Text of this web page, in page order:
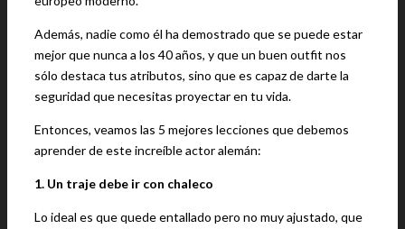
Además, nadie como él ha demostrado que se puede estar
mejor que nunca a los 40 años, y que un buen outfit nos
sólo destaca tus atributos, sino que es capaz de darte la
seguridad que necesitas proyectar en tu vida.
Entonces, veamos las 5 mejores lecciones que debemos
aprender de este increíble actor alemán:
1. Un traje debe ir con chaleco
Lo ideal es que quede entallado pero no muy ajustado, que